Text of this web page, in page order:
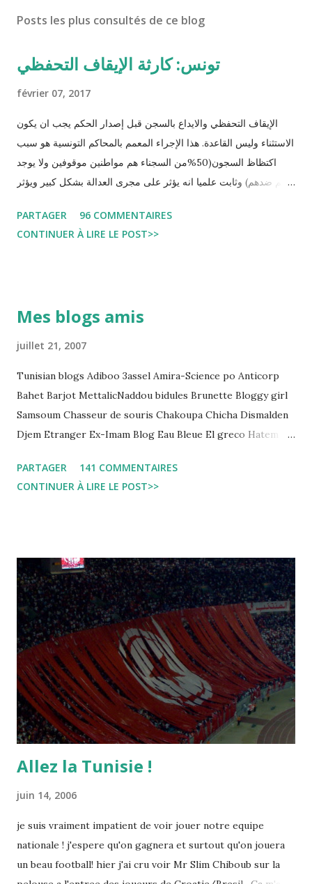
Posts les plus consultés de ce blog
تونس: كارثة الإيقاف التحفظي
février 07, 2017
الإيقاف التحفظي والايداع بالسجن قبل إصدار الحكم يجب ان يكون
الاستثناء وليس القاعدة. هذا الإجراء المعمم بالمحاكم التونسية هو سبب
اكتظاظ السجون(50%من السجناء هم مواطنين موقوفين ولا يوجد
حكم ضدهم) وثابت علميا انه يؤثر على مجرى العدالة بشكل كبير ويؤثر
التي قضاها تحفظيا . هذه الممارسات تسبب كوارث اجتماعية واقتصادية
و تجعل المواطن يحقد على المنظومة القضائية و يحس بالظلم و القهر
regard des Lignes directrices Luanda"
PARTAGER
96 COMMENTAIRES
CONTINUER À LIRE LE POST>>
Mes blogs amis
juillet 21, 2007
Tunisian blogs Adiboo 3assel Amira-Science po Anticorp
Bahet Barjot MettalicNaddou bidules Brunette Bloggy girl
Samsoum Chasseur de souris Chakoupa Chicha Dismalden
Djem Etranger Ex-Imam Blog Eau Bleue El greco Hatem
Leila fi amarikia Little Sarah American girl Massir mots a
dire Mouch ex Mazzika Tun...
PARTAGER
141 COMMENTAIRES
CONTINUER À LIRE LE POST>>
Allez la Tunisie !
juin 14, 2006
je suis vraiment impatient de voir jouer notre equipe
nationale ! j'espere qu'on gagnera et surtout qu'on jouera
un beau football! hier j'ai cru voir Mr Slim Chiboub sur la